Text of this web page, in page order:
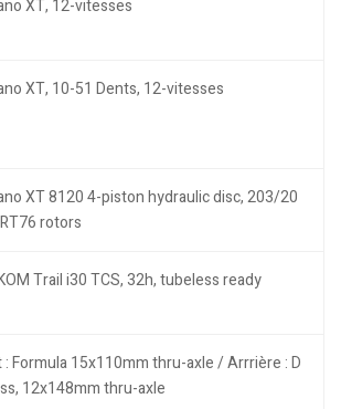
XT, 12-vitesses
XT, 10-51 Dents, 12-vitesses
XT 8120 4-piston hydraulic disc, 203/20
rotors
Trail i30 TCS, 32h, tubeless ready
: Formula 15x110mm thru-axle / Arrrière : D
12x148mm thru-axle